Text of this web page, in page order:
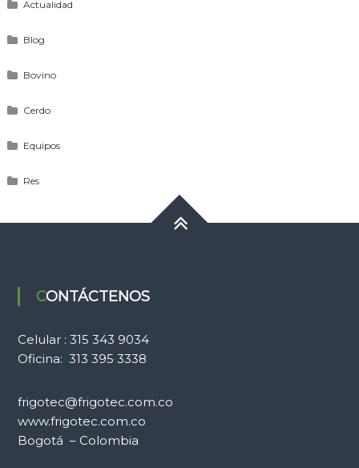
Actualidad
Blog
Bovino
Cerdo
Equipos
Res
CONTÁCTENOS
Celular : 315 343 9034
Oficina: 313 395 3338
frigotec@frigotec.com.co
www.frigotec.com.co
Bogotá – Colombia